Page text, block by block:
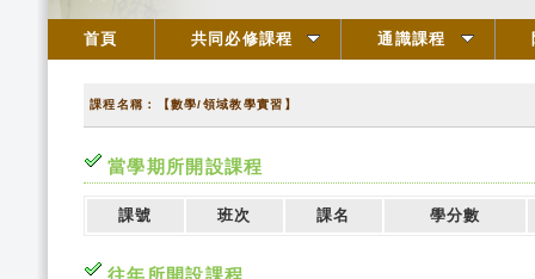
首頁 共同必修課程 通識課程
課程名稱：【數學/領域教學實習】
當學期所開設課程
課號 班次 課名 學分數
往年所開設課程